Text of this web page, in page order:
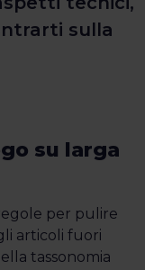
sulla
su larga
per pulire
articoli fuori
tassonomia